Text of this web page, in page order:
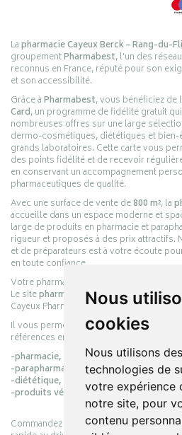
Nous
cookies
Nous utilisons
technologies de
votre expérience
notre site, pour
contenu
Lapharmacie Cayeux Berck – Rang-du-
groupementPharmabest, l’un des
reconnus en France, réputé pour son
et son accessibilité.
Grâce àPharmabest, vous bénéficiez
Card, un programme de fidélité gratuit
nombreuses offres sur une large
dermo-cosmétiques, diététiques et
grands laboratoires. Cette carte vous
des points fidélité et de recevoir
en conservant un accompagnement
pharmaceutiques de qualité.
Avec une surface de vente de800 m², la
accueille dans un espace moderne et
large de produits en pharmacie et
rigueur et proposés à des prix attractifs.
et de préparateurs est à votre écoute
en toute confiance.
Votre pharmacie en ligne :
Le sitepharmacie-cayeux.frest le
Cayeux Pharmabest Berck-sur-Mer –
Il vous permet de réaliser vos achats en
références en :
-pharmacie,
-parapharmacie,
-diététique,
-produits vétérinaires.
Commandez simplement vos produits